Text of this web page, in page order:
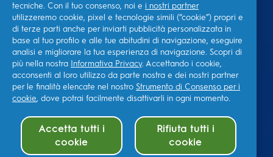
tecniche. Con il tuo consenso, noi e i nostri partner
utilizzeremo cookie, pixel e tecnologie simili (“cookie”) propri e
di terze parti anche per inviarti pubblicità personalizzata in
base al tuo profilo e alle tue abitudini di navigazione, eseguire
analisi e migliorare la tua esperienza di navigazione. Scopri di
più nella nostra Informativa Privacy. Accettando i cookie,
acconsenti al loro utilizzo da parte nostra e dei nostri partner
per le finalità elencate nel nostro Strumento di Consenso per i
cookie, dove potrai facilmente disattivarli in ogni momento.
Accetta tutti i
cookie
Rifiuta tutti i
cookie